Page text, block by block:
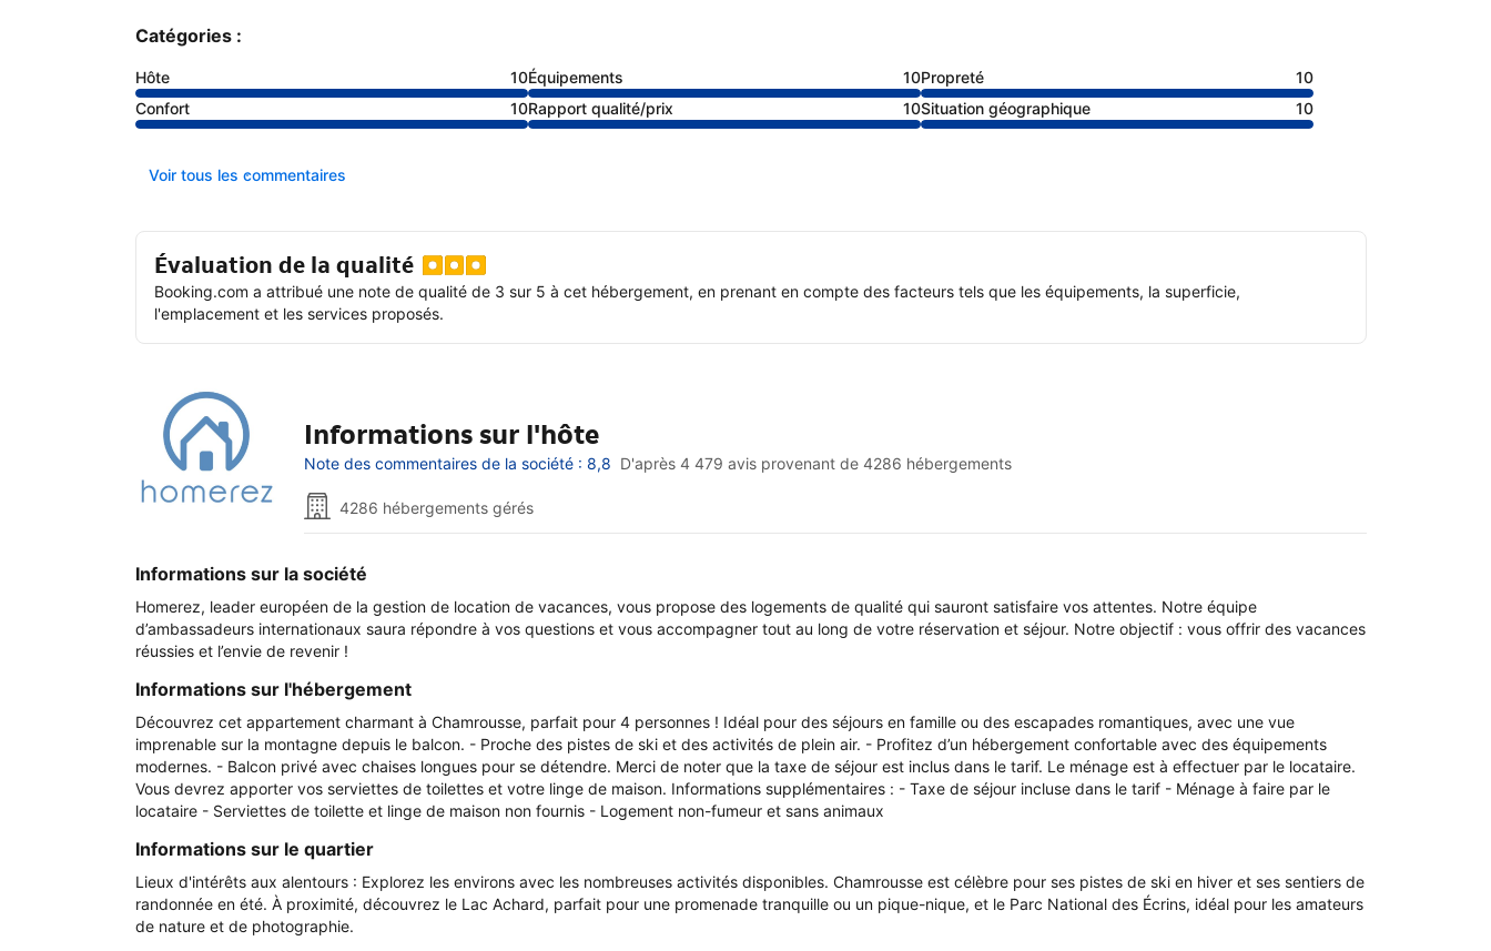
Catégories :
Hôte 10Équipements 10Propreté
10
Confort
10Rapport qualité/prix 10Situation géographique 10
Voir tous les commentaires
Évaluation de la qualité
Booking.com a attribué une note de qualité de 3 sur 5 à cet hébergement, en prenant en compte des facteurs tels que les équipements, la superficie,
l'emplacement et les services proposés.
Informations sur l'hôte
Note des commentaires de la société : 8,8 D'après 4 479 avis provenant de 4286 hébergements
4286 hébergements gérés
Informations sur la société
Homerez, leader européen de la gestion de location de vacances, vous propose des logements de qualité qui sauront satisfaire vos attentes. Notre équipe
d’ambassadeurs internationaux saura répondre à vos questions et vous accompagner tout au long de votre réservation et séjour. Notre objectif : vous offrir des vacances
réussies et l’envie de revenir !
Informations sur l'hébergement
Découvrez cet appartement charmant à Chamrousse, parfait pour 4 personnes ! Idéal pour des séjours en famille ou des escapades romantiques, avec une vue
imprenable sur la montagne depuis le balcon. - Proche des pistes de ski et des activités de plein air. - Profitez d’un hébergement confortable avec des équipements
modernes. - Balcon privé avec chaises longues pour se détendre. Merci de noter que la taxe de séjour est inclus dans le tarif. Le ménage est à effectuer par le locataire.
Vous devrez apporter vos serviettes de toilettes et votre linge de maison. Informations supplémentaires : - Taxe de séjour incluse dans le tarif - Ménage à faire par le
locataire - Serviettes de toilette et linge de maison non fournis - Logement non-fumeur et sans animaux
Informations sur le quartier
Lieux d'intérêts aux alentours : Explorez les environs avec les nombreuses activités disponibles. Chamrousse est célèbre pour ses pistes de ski en hiver et ses sentiers de
randonnée en été. À proximité, découvrez le Lac Achard, parfait pour une promenade tranquille ou un pique-nique, et le Parc National des Écrins, idéal pour les amateurs
de nature et de photographie.